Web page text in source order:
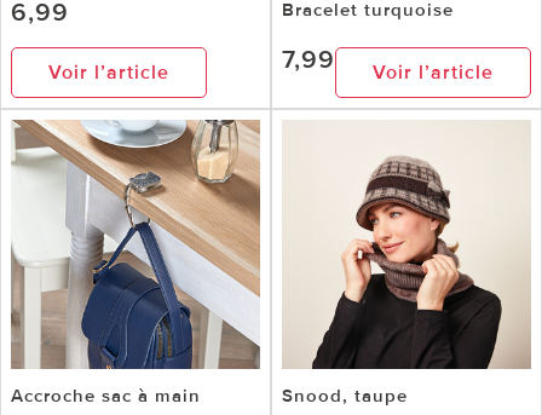
6,99
Voir l’article
Bracelet turquoise
7,99 Voir l’article
Accroche sac à main Snood, taupe